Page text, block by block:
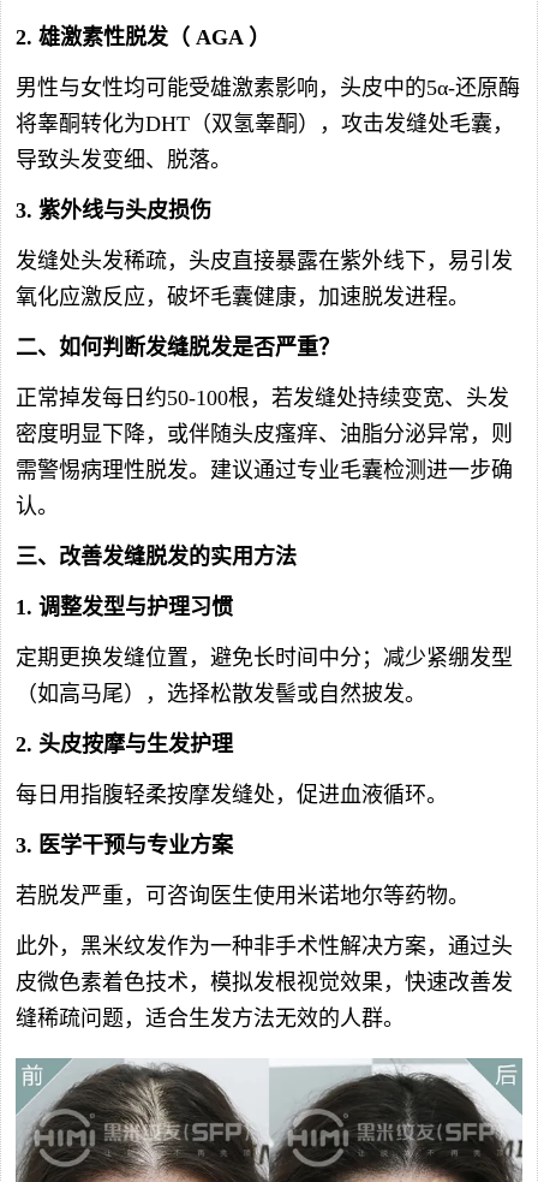
2. 雄激素性脱发（ AGA ）
男性与女性均可能受雄激素影响，头皮中的5α-还原酶
将睾酮转化为DHT（双氢睾酮），攻击发缝处毛囊，
导致头发变细、脱落。
3. 紫外线与头皮损伤
发缝处头发稀疏，头皮直接暴露在紫外线下，易引发
氧化应激反应，破坏毛囊健康，加速脱发进程。
二、如何判断发缝脱发是否严重？
正常掉发每日约50-100根，若发缝处持续变宽、头发
密度明显下降，或伴随头皮瘙痒、油脂分泌异常，则
需警惕病理性脱发。建议通过专业毛囊检测进一步确
认。
三、改善发缝脱发的实用方法
1. 调整发型与护理习惯
定期更换发缝位置，避免长时间中分；减少紧绷发型
（如高马尾），选择松散发髻或自然披发。
2. 头皮按摩与生发护理
每日用指腹轻柔按摩发缝处，促进血液循环。
3. 医学干预与专业方案
若脱发严重，可咨询医生使用米诺地尔等药物。
此外，黑米纹发作为一种非手术性解决方案，通过头
皮微色素着色技术，模拟发根视觉效果，快速改善发
缝稀疏问题，适合生发方法无效的人群。